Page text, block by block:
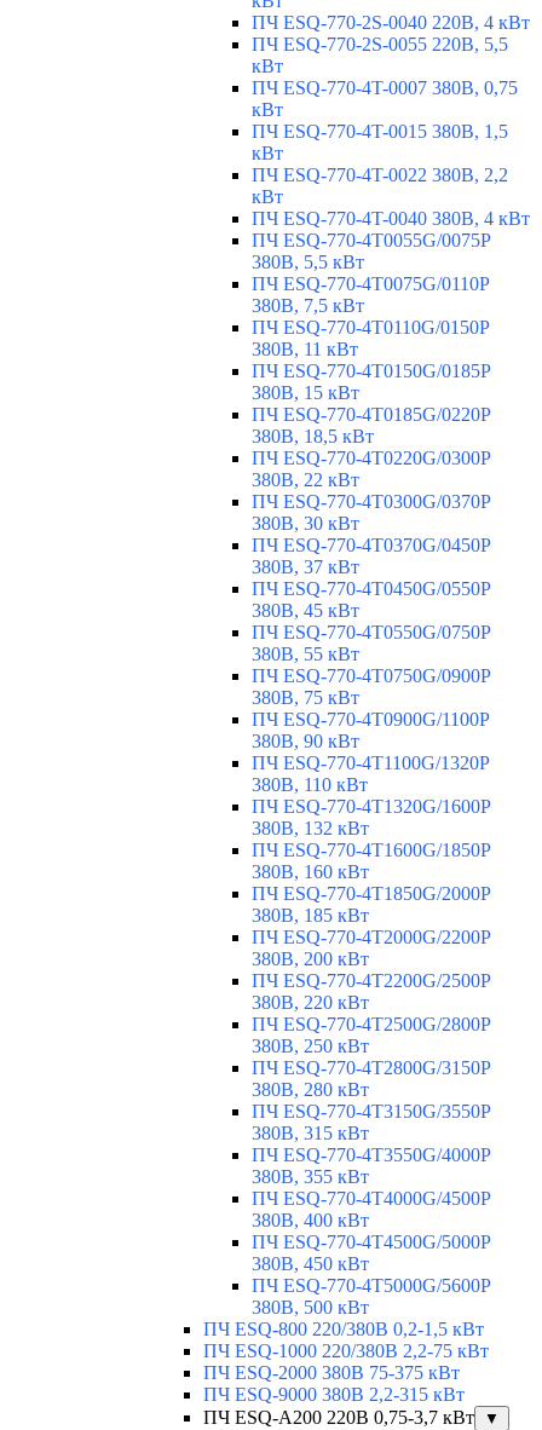
ПЧ ESQ-770-2S-0040 220В, 4 кВт
ПЧ ESQ-770-2S-0055 220В, 5,5
кВт
ПЧ ESQ-770-4T-0007 380В, 0,75
кВт
ПЧ ESQ-770-4T-0015 380В, 1,5
кВт
ПЧ ESQ-770-4T-0022 380В, 2,2
кВт
ПЧ ESQ-770-4T-0040 380В, 4 кВт
ПЧ ESQ-770-4T0055G/0075P
380В, 5,5 кВт
ПЧ ESQ-770-4T0075G/0110P
380В, 7,5 кВт
ПЧ ESQ-770-4T0110G/0150P
380В, 11 кВт
ПЧ ESQ-770-4T0150G/0185P
380В, 15 кВт
ПЧ ESQ-770-4T0185G/0220P
380В, 18,5 кВт
ПЧ ESQ-770-4T0220G/0300P
380В, 22 кВт
ПЧ ESQ-770-4T0300G/0370P
380В, 30 кВт
ПЧ ESQ-770-4T0370G/0450P
380В, 37 кВт
ПЧ ESQ-770-4T0450G/0550P
380В, 45 кВт
ПЧ ESQ-770-4T0550G/0750P
380В, 55 кВт
ПЧ ESQ-770-4T0750G/0900P
380В, 75 кВт
ПЧ ESQ-770-4T0900G/1100P
380В, 90 кВт
ПЧ ESQ-770-4T1100G/1320P
380В, 110 кВт
ПЧ ESQ-770-4T1320G/1600P
380В, 132 кВт
ПЧ ESQ-770-4T1600G/1850P
380В, 160 кВт
ПЧ ESQ-770-4T1850G/2000P
380В, 185 кВт
ПЧ ESQ-770-4T2000G/2200P
380В, 200 кВт
ПЧ ESQ-770-4T2200G/2500P
380В, 220 кВт
ПЧ ESQ-770-4T2500G/2800P
380В, 250 кВт
ПЧ ESQ-770-4T2800G/3150P
380В, 280 кВт
ПЧ ESQ-770-4T3150G/3550P
380В, 315 кВт
ПЧ ESQ-770-4T3550G/4000P
380В, 355 кВт
ПЧ ESQ-770-4T4000G/4500P
380В, 400 кВт
ПЧ ESQ-770-4T4500G/5000P
380В, 450 кВт
ПЧ ESQ-770-4T5000G/5600P
380В, 500 кВт
ПЧ ESQ-800 220/380В 0,2-1,5 кВт
ПЧ ESQ-1000 220/380В 2,2-75 кВт
ПЧ ESQ-2000 380В 75-375 кВт
ПЧ ESQ-9000 380В 2,2-315 кВт
ПЧ ESQ-A200 220В 0,75-3,7 кВт
▼